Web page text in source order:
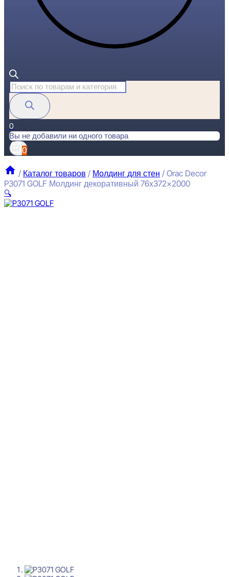
Поиск
товаров
0
Вы не добавили ни одного товара
0
/ Каталог товаров / Молдинг для стен / Orac Decor
P3071 GOLF Молдинг декоративный 76x372x2000
🔍